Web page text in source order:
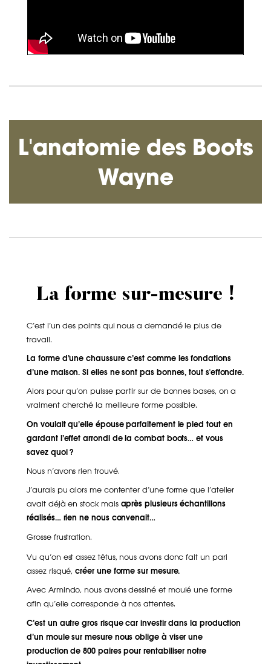
L'anatomie des Boots
Wayne
La forme sur-mesure !
C’est l’un des points qui nous a demandé le plus de
travail.
La forme d’une chaussure c’est comme les fondations
d’une maison. Si elles ne sont pas bonnes, tout s'effondre.
Alors pour qu’on puisse partir sur de bonnes bases, on a
vraiment cherché la meilleure forme possible.
On voulait qu’elle épouse parfaitement le pied tout en
gardant l’effet arrondi de la combat boots… et vous
savez quoi ?
Nous n’avons rien trouvé.
J’aurais pu alors me contenter d’une forme que l’atelier
avait déjà en stock mais après plusieurs échantillons
réalisés… rien ne nous convenait…
Grosse frustration.
Vu qu’on est assez têtus, nous avons donc fait un pari
assez risqué, créer une forme sur mesure.
Avec Armindo, nous avons dessiné et moulé une forme
afin qu’elle corresponde à nos attentes.
C’est un autre gros risque car investir dans la production
d’un moule sur mesure nous oblige à viser une
production de 800 paires pour rentabiliser notre